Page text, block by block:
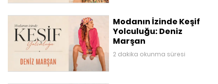
Modanın İzinde Keşif
Yolculuğu: Deniz
Marşan
2 dakika okunma süresi